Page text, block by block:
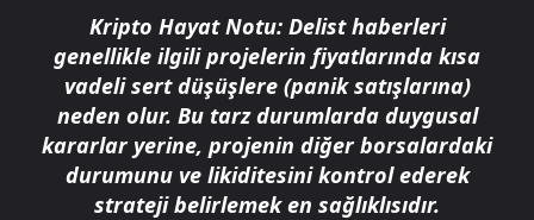
Kripto Hayat Notu:Delist haberleri
genellikle ilgili projelerin fiyatlarında kısa
vadeli sert düşüşlere (panik satışlarına)
neden olur. Bu tarz durumlarda duygusal
kararlar yerine, projenin diğer borsalardaki
durumunu ve likiditesini kontrol ederek
strateji belirlemek en sağlıklısıdır.